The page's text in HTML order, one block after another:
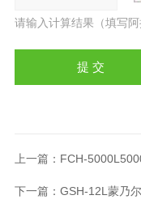
请输入计算结果（填写
上一篇： FCH-
下一篇： GSH-12L蒙乃